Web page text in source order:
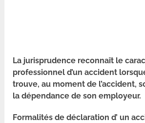
La jurisprudence reconnaît le
professionnel d’un accident
trouve, au moment de l’accident,
la dépendance de son employeur.
Formalités de déclaration d’ un